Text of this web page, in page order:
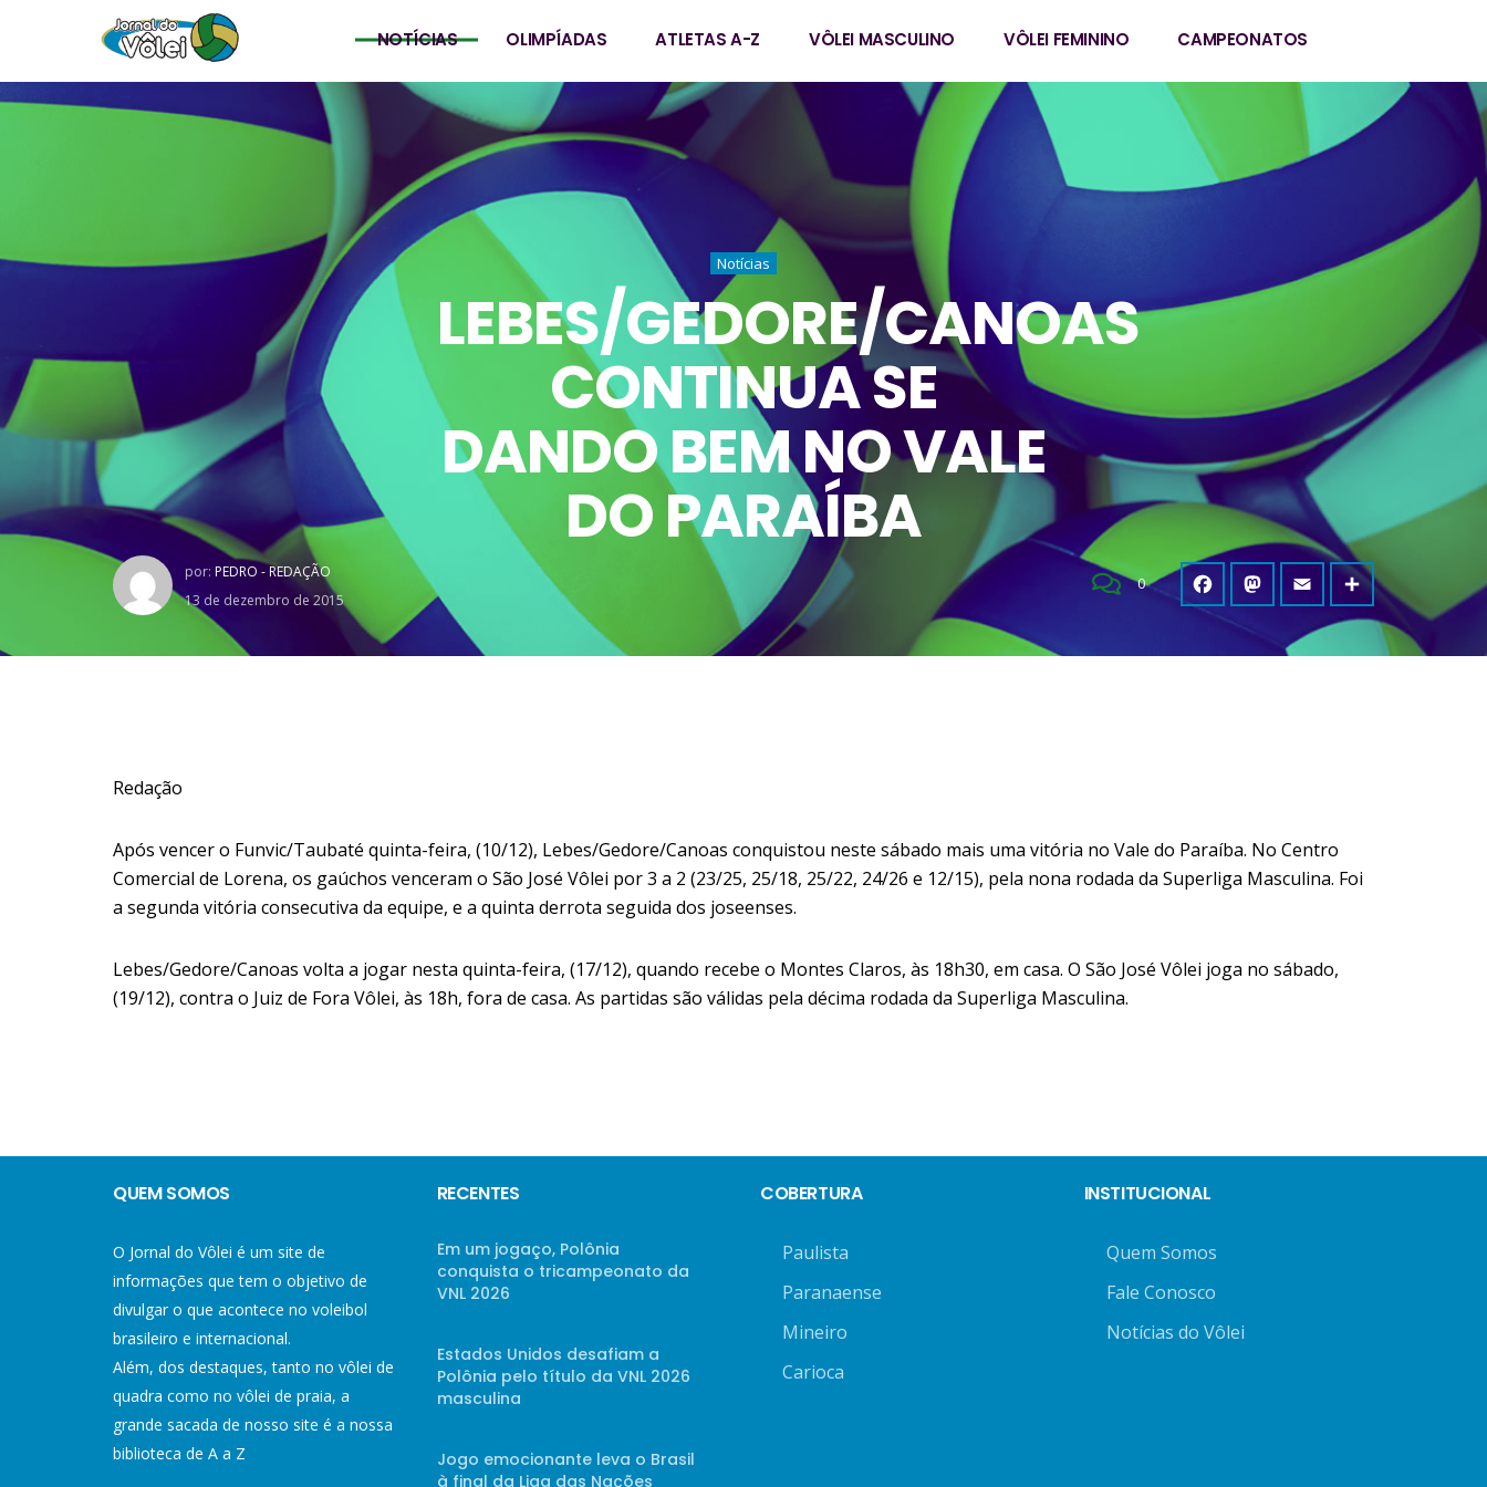
NOTÍCIAS OLIMPÍADAS ATLETAS A-Z VÔLEI MASCULINO VÔLEI FEMININO CAMPEONATOS
Notícias
LEBES/GEDORE/CANOAS
CONTINUA SE
DANDO BEM NO VALE
DO PARAÍBA
por: PEDRO - REDAÇÃO
13 de dezembro de 2015
0
Redação
Após vencer o Funvic/Taubaté quinta-feira, (10/12), Lebes/Gedore/Canoas conquistou neste sábado mais uma vitória no Vale do Paraíba. No Centro
Comercial de Lorena, os gaúchos venceram o São José Vôlei por 3 a 2 (23/25, 25/18, 25/22, 24/26 e 12/15), pela nona rodada da Superliga Masculina. Foi
a segunda vitória consecutiva da equipe, e a quinta derrota seguida dos joseenses.
Lebes/Gedore/Canoas volta a jogar nesta quinta-feira, (17/12), quando recebe o Montes Claros, às 18h30, em casa. O São José Vôlei joga no sábado,
(19/12), contra o Juiz de Fora Vôlei, às 18h, fora de casa. As partidas são válidas pela décima rodada da Superliga Masculina.
QUEM SOMOS
O Jornal do Vôlei é um site de
informações que tem o objetivo de
divulgar o que acontece no voleibol
brasileiro e internacional.
Além, dos destaques, tanto no vôlei de
quadra como no vôlei de praia, a
grande sacada de nosso site é a nossa
biblioteca de A a Z
RECENTES
Em um jogaço, Polônia
conquista o tricampeonato da
VNL 2026
Estados Unidos desafiam a
Polônia pelo título da VNL 2026
masculina
Jogo emocionante leva o Brasil
à final da Liga das Nações
COBERTURA
Paulista
Paranaense
Mineiro
Carioca
INSTITUCIONAL
Quem Somos
Fale Conosco
Notícias do Vôlei